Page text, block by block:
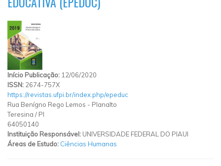
Início Publicação: 12/06/2020
ISSN: 2674-757X
https://revistas.ufpi.br/index.php/epeduc
Rua Benígno Rego Lemos - Planalto
Teresina / PI
64050140
Instituição Responsável: UNIVERSIDADE FEDERAL DO PIAUI
Áreas de Estudo: Ciências Humanas